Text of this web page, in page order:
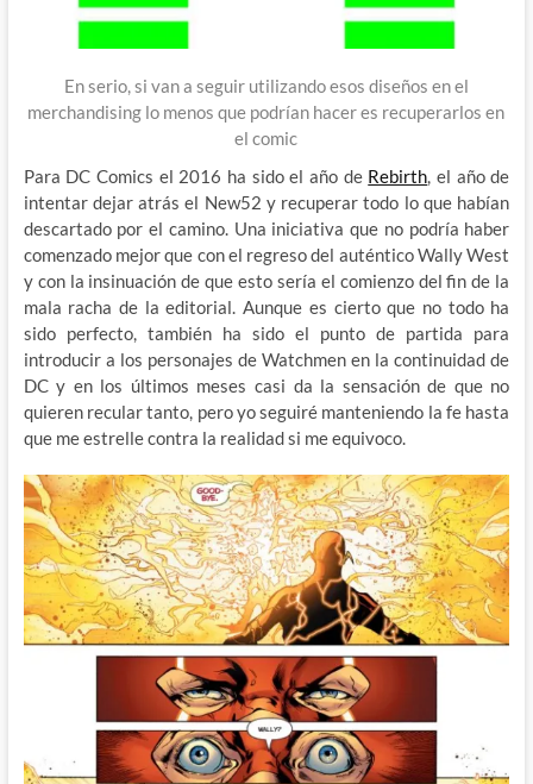
En serio, si van a seguir utilizando esos diseños en el
merchandising lo menos que podrían hacer es recuperarlos en
el comic
Para DC Comics el 2016 ha sido el año de Rebirth, el año de
intentar dejar atrás el New52 y recuperar todo lo que habían
descartado por el camino. Una iniciativa que no podría haber
comenzado mejor que con el regreso del auténtico Wally West
y con la insinuación de que esto sería el comienzo del fin de la
mala racha de la editorial. Aunque es cierto que no todo ha
sido perfecto, también ha sido el punto de partida para
introducir a los personajes de Watchmen en la continuidad de
DC y en los últimos meses casi da la sensación de que no
quieren recular tanto, pero yo seguiré manteniendo la fe hasta
que me estrelle contra la realidad si me equivoco.